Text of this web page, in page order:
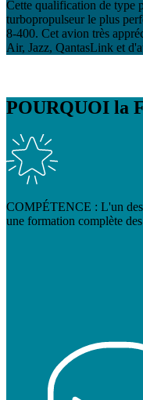
Cette qualification de type
turbopropulseur le plus
8-400. Cet avion très
Air, Jazz, QantasLink et
POURQUOI la
COMPÉTENCE : L'un
une formation complète